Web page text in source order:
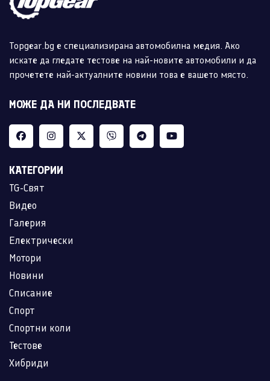
Topgear.bg е специализирана автомобилна медия. Ако
искате да гледате тестове на най-новите автомобили и да
прочетете най-актуалните новини това е вашето място.
МОЖЕ ДА НИ ПОСЛЕДВАТЕ
КАТЕГОРИИ
TG-Свят
Видео
Галерия
Електрически
Мотори
Новини
Списание
Спорт
Спортни коли
Тестове
Хибриди